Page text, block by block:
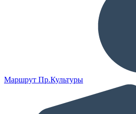
Маршрут Пр.Культуры